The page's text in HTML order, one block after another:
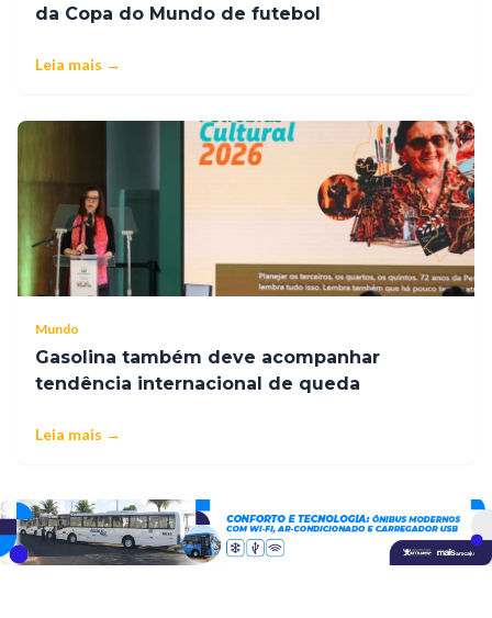
da Copa do Mundo de futebol
Leia mais →
Mundo
Gasolina também deve acompanhar
tendência internacional de queda
Leia mais →